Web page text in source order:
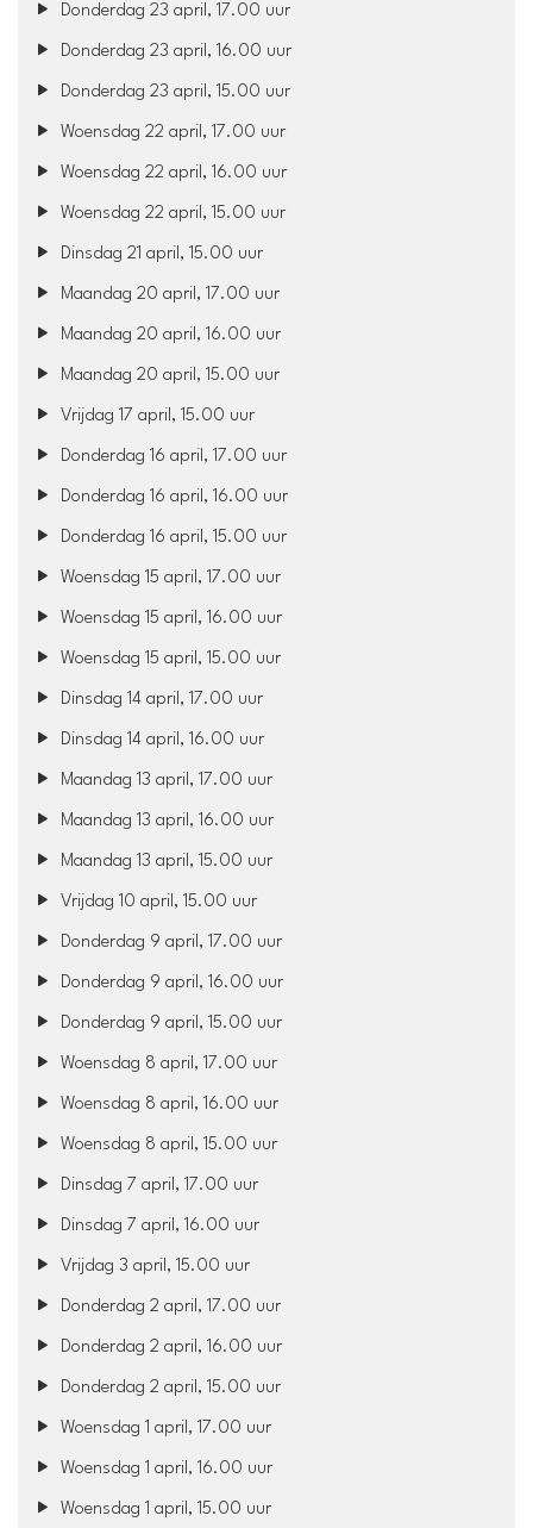
Donderdag 23 april, 17.00 uur
Donderdag 23 april, 16.00 uur
Donderdag 23 april, 15.00 uur
Woensdag 22 april, 17.00 uur
Woensdag 22 april, 16.00 uur
Woensdag 22 april, 15.00 uur
Dinsdag 21 april, 15.00 uur
Maandag 20 april, 17.00 uur
Maandag 20 april, 16.00 uur
Maandag 20 april, 15.00 uur
Vrijdag 17 april, 15.00 uur
Donderdag 16 april, 17.00 uur
Donderdag 16 april, 16.00 uur
Donderdag 16 april, 15.00 uur
Woensdag 15 april, 17.00 uur
Woensdag 15 april, 16.00 uur
Woensdag 15 april, 15.00 uur
Dinsdag 14 april, 17.00 uur
Dinsdag 14 april, 16.00 uur
Maandag 13 april, 17.00 uur
Maandag 13 april, 16.00 uur
Maandag 13 april, 15.00 uur
Vrijdag 10 april, 15.00 uur
Donderdag 9 april, 17.00 uur
Donderdag 9 april, 16.00 uur
Donderdag 9 april, 15.00 uur
Woensdag 8 april, 17.00 uur
Woensdag 8 april, 16.00 uur
Woensdag 8 april, 15.00 uur
Dinsdag 7 april, 17.00 uur
Dinsdag 7 april, 16.00 uur
Vrijdag 3 april, 15.00 uur
Donderdag 2 april, 17.00 uur
Donderdag 2 april, 16.00 uur
Donderdag 2 april, 15.00 uur
Woensdag 1 april, 17.00 uur
Woensdag 1 april, 16.00 uur
Woensdag 1 april, 15.00 uur